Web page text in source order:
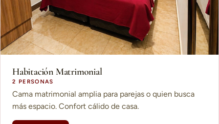
Habitación Matrimonial
2 PERSONAS
Cama matrimonial amplia para parejas o quien busca
más espacio. Confort cálido de casa.